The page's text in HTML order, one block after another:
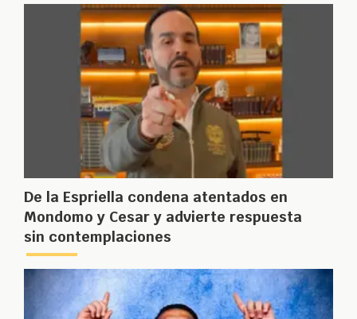
De la Espriella condena atentados en
Mondomo y Cesar y advierte respuesta
sin contemplaciones